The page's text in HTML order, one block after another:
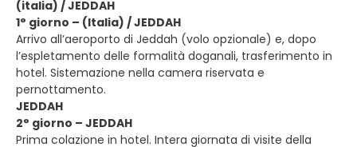
(italia) / JEDDAH
1° giorno – (Italia) / JEDDAH
Arrivo all’aeroporto di Jeddah (volo opzionale) e, dopo
l’espletamento delle formalità doganali, trasferimento in
hotel. Sistemazione nella camera riservata e
pernottamento.
JEDDAH
2° giorno – JEDDAH
Prima colazione in hotel. Intera giornata di visite della